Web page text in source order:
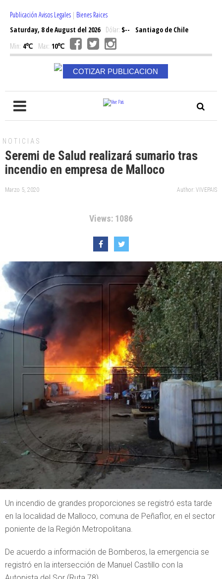
Publicación Avisos Legales | Bienes Raices
Saturday, 8 de August del 2026Dólar: $--
Santiago de Chile
Min: 4℃ Max: 10℃
COTIZAR PUBLICACION
NOTICIAS
Seremi de Salud realizará sumario tras
incendio en empresa de Malloco
Marzo 5, 2020 Author: VIVEPAIS
Views: 1086
Un incendio de grandes proporciones se registró esta tarde
en la localidad de Malloco, comuna de Peñaflor, en el sector
poniente de la Región Metropolitana.
De acuerdo a información de Bomberos, la emergencia se
registró en la intersección de Manuel Castillo con la